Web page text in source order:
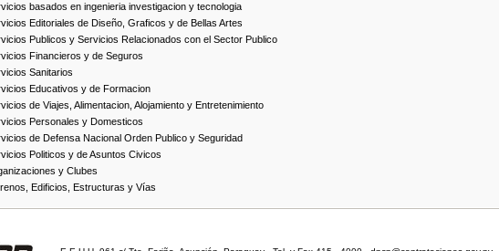
basados en ingenieria investigacion y tecnologia
Editoriales de Diseño, Graficos y de Bellas Artes
Publicos y Servicios Relacionados con el Sector Publico
Financieros y de Seguros
Sanitarios
Educativos y de Formacion
de Viajes, Alimentacion, Alojamiento y Entretenimiento
Personales y Domesticos
de Defensa Nacional Orden Publico y Seguridad
Politicos y de Asuntos Civicos
y Clubes
Edificios, Estructuras y Vías